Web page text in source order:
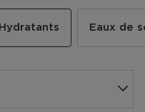
Hydratants Eaux de